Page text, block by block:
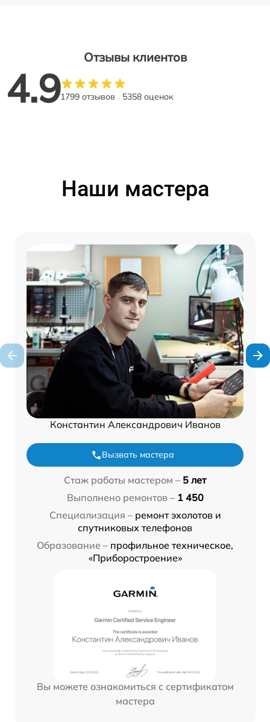
Отзывы клиентов
4.91799 отзывов 5358 оценок
Наши мастера
Константин Александрович Иванов
Вызвать мастера
Стаж работы мастером – 5 лет
Выполнено ремонтов – 1 450
Специализация – ремонт эхолотов и
спутниковых телефонов
Образование – профильное техническое,
«Приборостроение»
Вы можете ознакомиться с сертификатом
мастера